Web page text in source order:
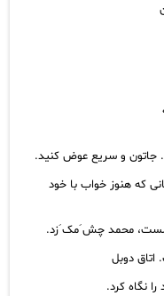
جاتون و سریع عوض کنید.
که هنوز خواب با خود
محمد چش َمک َزد.
اتاق دوبل
نگاه کرد.